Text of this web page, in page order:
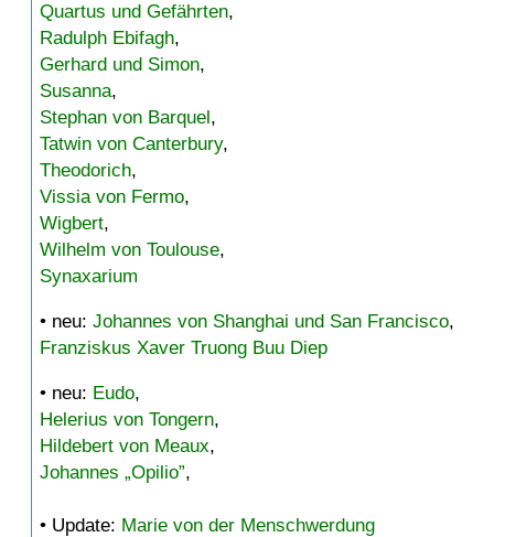
Quartus und Gefährten,
Radulph Ebifagh,
Gerhard und Simon,
Susanna,
Stephan von Barquel,
Tatwin von Canterbury,
Theodorich,
Vissia von Fermo,
Wigbert,
Wilhelm von Toulouse,
Synaxarium
• neu: Johannes von Shanghai und San Francisco,
Franziskus Xaver Truong Buu Diep
• neu: Eudo,
Helerius von Tongern,
Hildebert von Meaux,
Johannes „Opilio”,
• Update: Marie von der Menschwerdung